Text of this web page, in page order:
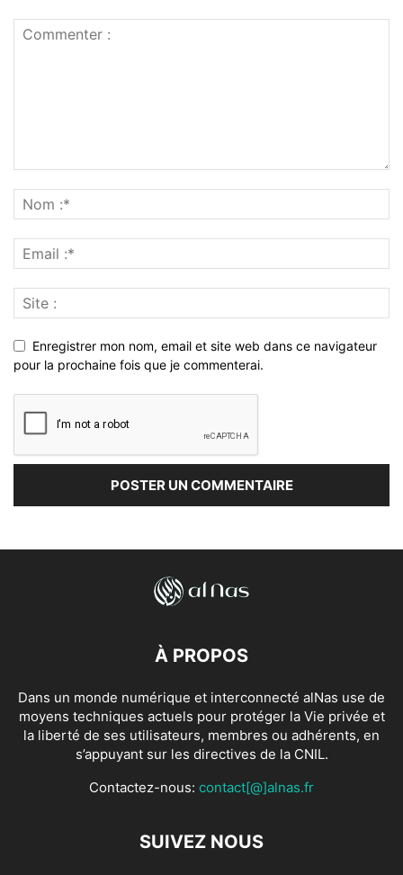
Enregistrer mon nom, email et site web dans ce navigateur
pour la prochaine fois que je commenterai.
À PROPOS
Dans un monde numérique et interconnecté alNas use de
moyens techniques actuels pour protéger la Vie privée et
la liberté de ses utilisateurs, membres ou adhérents, en
s’appuyant sur les directives de la CNIL.
Contactez-nous: contact[@]alnas.fr
SUIVEZ NOUS